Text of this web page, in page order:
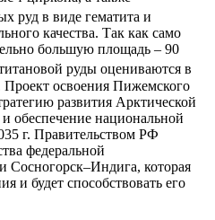
руд в виде гематита и
качества. Так как само
большую площадь – 90
руды оцениваются в
Проект освоения Пижемского
развития Арктической
обеспечение национальной
г. Правительством РФ
федеральной
Сосногорск–Индига, которая
и будет способствовать его